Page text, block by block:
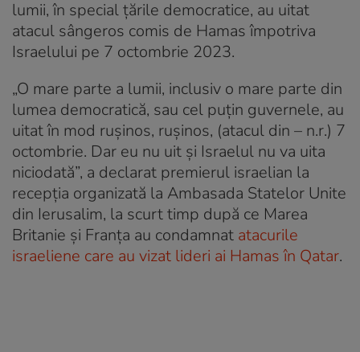
lumii, în special țările democratice, au uitat
atacul sângeros comis de Hamas împotriva
Israelului pe 7 octombrie 2023.
„O mare parte a lumii, inclusiv o mare parte din
lumea democratică, sau cel puțin guvernele, au
uitat în mod rușinos, rușinos, (atacul din – n.r.) 7
octombrie. Dar eu nu uit și Israelul nu va uita
niciodată”, a declarat premierul israelian la
recepția organizată la Ambasada Statelor Unite
din Ierusalim, la scurt timp după ce Marea
Britanie și Franța au condamnat atacurile
israeliene care au vizat lideri ai Hamas în Qatar.